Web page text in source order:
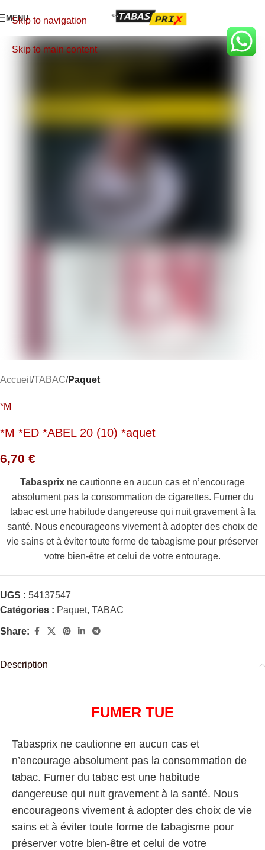
Skip to navigation
Skip to main content
MENU
Accueil TABAC Paquet
*M
*M *ED *ABEL 20 (10) *aquet
6,70 €
Tabasprix ne cautionne en aucun cas et n’encourage
absolument pas la consommation de cigarettes. Fumer du
tabac est une habitude dangereuse qui nuit gravement à la
santé. Nous encourageons vivement à adopter des choix de
vie sains et à éviter toute forme de tabagisme pour préserver
votre bien-être et celui de votre entourage.
UGS : 54137547
Catégories : Paquet, TABAC
Share:
Description
FUMER TUE
Tabasprix ne cautionne en aucun cas et
n’encourage absolument pas la consommation de
tabac. Fumer du tabac est une habitude
dangereuse qui nuit gravement à la santé. Nous
encourageons vivement à adopter des choix de vie
sains et à éviter toute forme de tabagisme pour
préserver votre bien-être et celui de votre